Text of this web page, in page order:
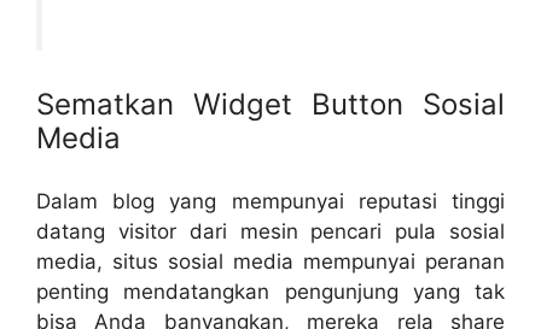
Sematkan Widget Button Sosial
Media
Dalam blog yang mempunyai reputasi tinggi
datang visitor dari mesin pencari pula sosial
media, situs sosial media mempunyai peranan
penting mendatangkan pengunjung yang tak
bisa Anda banyangkan, mereka rela share